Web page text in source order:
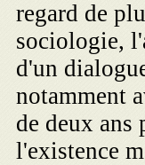
regard de
sociologie,
d'un
notamment
de deux
l'existence